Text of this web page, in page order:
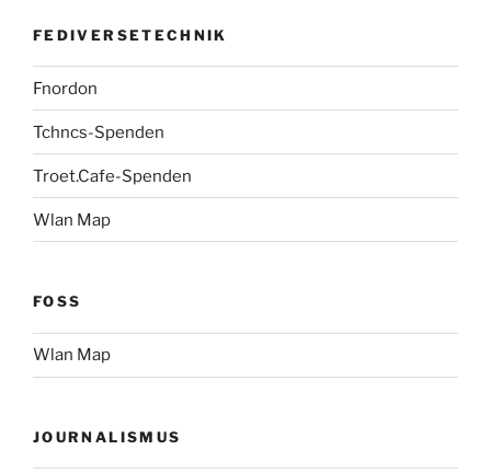
FEDIVERSETECHNIK
Fnordon
Tchncs-Spenden
Troet.Cafe-Spenden
Wlan Map
FOSS
Wlan Map
JOURNALISMUS